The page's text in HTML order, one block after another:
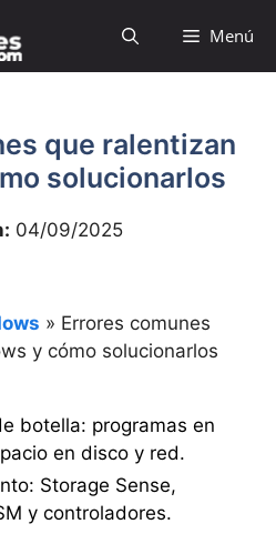
Menú
que ralentizan
solucionarlos
04/09/2025
» Errores comunes
y cómo solucionarlos
botella: programas en
en disco y red.
Storage Sense,
y controladores.